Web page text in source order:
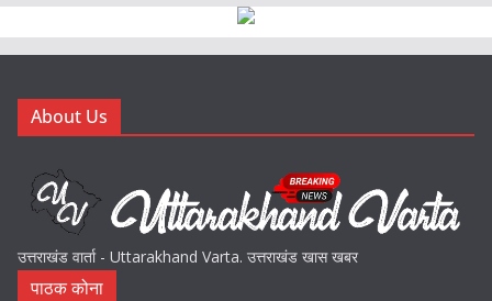
About Us
उत्तराखंड वार्ता - Uttarakhand Varta. उत्तराखंड खास खबर
पाठक कोना